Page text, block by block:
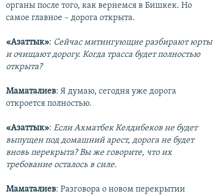
органы после того, как вернемся в Бишкек. Но
самое главное – дорога открыта.
«Азаттык»: Сейчас митингующие разбирают юрты
и очищают дорогу. Когда трасса будет полностью
открыта?
Маматалиев: Я думаю, сегодня уже дорога
откроется полностью.
«Азаттык»: Если Ахматбек Келдибеков не будет
выпущен под домашний арест, дорога не будет
вновь перекрыта? Вы же говорите, что их
требование осталось в силе.
Маматалиев: Разговора о новом перекрытии